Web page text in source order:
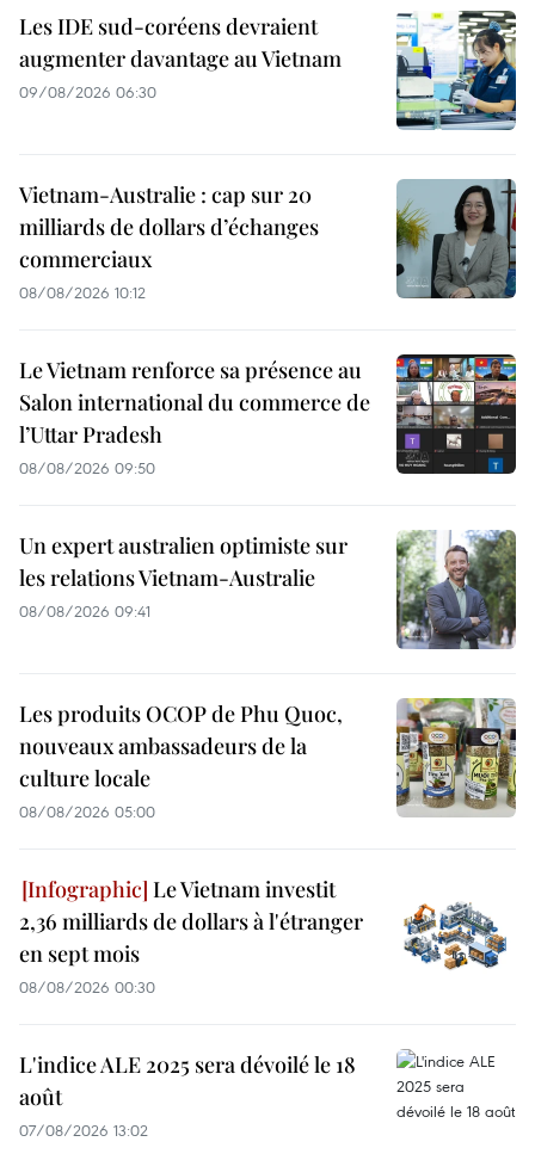
Les IDE sud-coréens devraient
augmenter davantage au Vietnam
09/08/2026 06:30
Vietnam-Australie : cap sur 20
milliards de dollars d’échanges
commerciaux
08/08/2026 10:12
Le Vietnam renforce sa présence au
Salon international du commerce de
l’Uttar Pradesh
08/08/2026 09:50
Un expert australien optimiste sur
les relations Vietnam-Australie
08/08/2026 09:41
Les produits OCOP de Phu Quoc,
nouveaux ambassadeurs de la
culture locale
08/08/2026 05:00
Le Vietnam investit
2,36 milliards de dollars à l'étranger
en sept mois
08/08/2026 00:30
L'indice ALE 2025 sera dévoilé le 18
août
07/08/2026 13:02